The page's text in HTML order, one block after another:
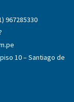
967285330
10 – Santiago de